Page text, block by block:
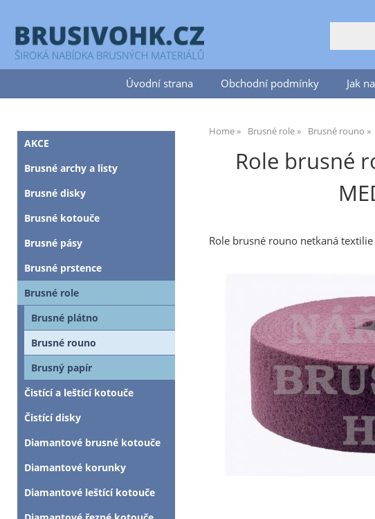
Úvodní strana Obchodní podmínky Jak
Home Brusné role Brusné rouno
Role brusné
Role brusné rouno netkaná textilie
AKCE
Brusné archy a listy
Brusné disky
Brusné kotouče
Brusné pásy
Brusné prstence
Brusné role
Brusné plátno
Brusné rouno
Brusný papír
Čistící a leštící kotouče
Čistící disky
Diamantové brusné kotouče
Diamantové korunky
Diamantové leštící kotouče